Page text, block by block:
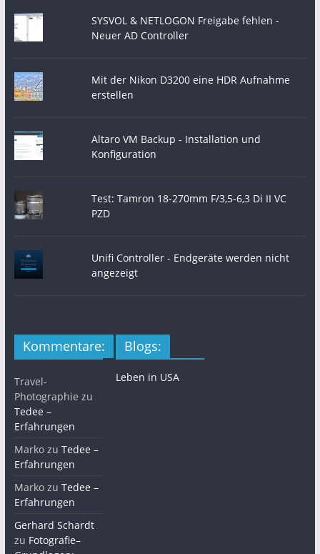
SYSVOL & NETLOGON Freigabe fehlen -
Neuer AD Controller
Mit der Nikon D3200 eine HDR Aufnahme
erstellen
Altaro VM Backup - Installation und
Konfiguration
Test: Tamron 18-270mm F/3,5-6,3 Di II VC
PZD
Unifi Controller - Endgeräte werden nicht
angezeigt
Kommentare:
Travel-
Photographie zu
Tedee –
Erfahrungen
Markozu Tedee –
Erfahrungen
Markozu Tedee –
Erfahrungen
Gerhard Schardt
zu Fotografie–
Blogs:
Leben in USA